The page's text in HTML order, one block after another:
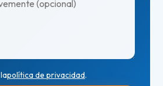
política de privacidad.